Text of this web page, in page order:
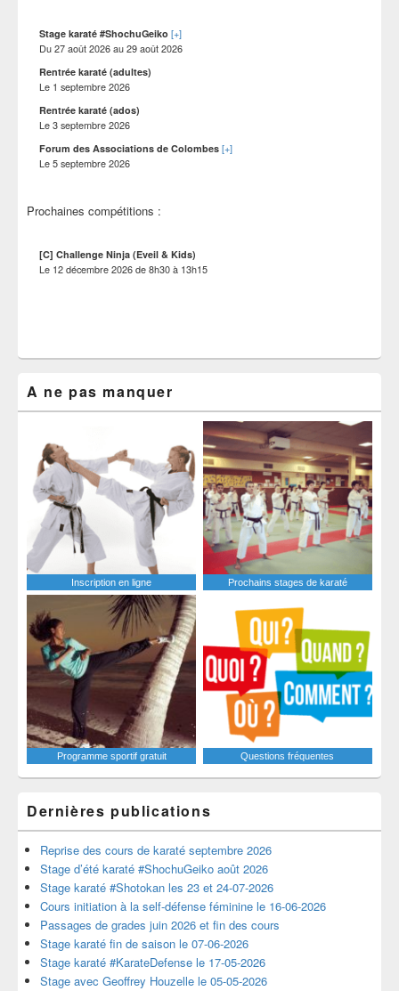
Stage karaté #ShochuGeiko [+]
Du27 août 2026au29 août 2026
Rentrée karaté (adultes)
Le 1 septembre 2026
Rentrée karaté (ados)
Le3 septembre 2026
Forum des Associations de Colombes [+]
Le5 septembre 2026
Prochaines compétitions :
[C] Challenge Ninja (Eveil & Kids)
Le 12 décembre 2026de8h30à 13h15
A ne pas manquer
Inscription en ligne Prochains stages de karaté
Programme sportif gratuit Questions fréquentes
Dernières publications
Reprise des cours de karaté septembre 2026
Stage d’été karaté #ShochuGeiko août 2026
Stage karaté #Shotokan les 23 et 24-07-2026
Cours initiation à la self-défense féminine le 16-06-2026
Passages de grades juin 2026 et fin des cours
Stage karaté fin de saison le 07-06-2026
Stage karaté #KarateDefense le 17-05-2026
Stage avec Geoffrey Houzelle le 05-05-2026